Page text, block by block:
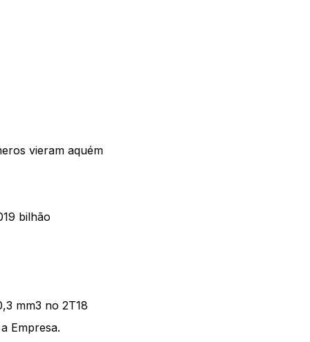
vieram aquém
bilhão
mm3 no 2T18
Empresa.